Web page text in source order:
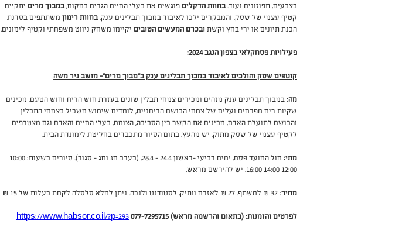
בצבעים, תפוזונים ועוד.בחוות הדקליםפוגשים את בעלי החיים הגרים במקום,במבוך מרים יתקיים
קטיף עצמי של שסק, והמבקרים ילכו לאיבוד במבוך תבלינים ענק,בחוות רימון משתתפים בסדנת
הכנת תיונים או ירי בחץ וקשת ובכרם המעשים הטובים יקיימו משחק ניווט משפחתי וקטיף לימונים.
פעילויות פסחקלאי בצפון הנגב 2024:
קוטפים שסק והולכים לאיבוד במבוך תבלינים ענק ב"מבוך מרים"- מושב ניר משה
מה:במבוך תבלינים ענק מזהים ומכירים צמחי תבלין שונים בעזרת חוש הריח וחוש הטעם, מכינים
שקיות ריח מפרחים ועלים של צמחי הבושם הריחניים, לומדים שימוש משכיל בצמחי התבלין
והבושם לתועלת האדם, מבינים את הקשר בין הסביבה, הצומח, בעלי החיים והאדם וגם מצטרפים
לקטיף עצמי של שסק מתוק, יש מהעץ. בתום הסיור מתכבדים בחליטת לימונדת הבית.
מתי:
חול המועד פסח, ימים רביעי -ראשון 24.4 – 28.4, (בערב חג וחג – סגור). סיורים בשעות: 10:00
12:00 14:00 16:00. יש להירשם מראש.
מחיר: 32 ₪ למשתף. 27 ₪ לאזרח וותיק, לסטודנט ולנכה. ניתן למלא סלסלה לקחת בעלות של 15 ₪
לפרטים והזמנות: (בתאום והרשמה מראש) 077-7295715 https://www.habsor.co.il/?p=293